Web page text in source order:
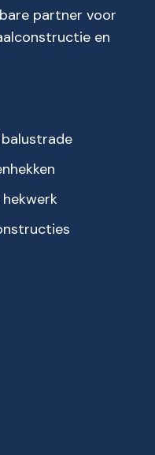
partner voor
en
hekwerk